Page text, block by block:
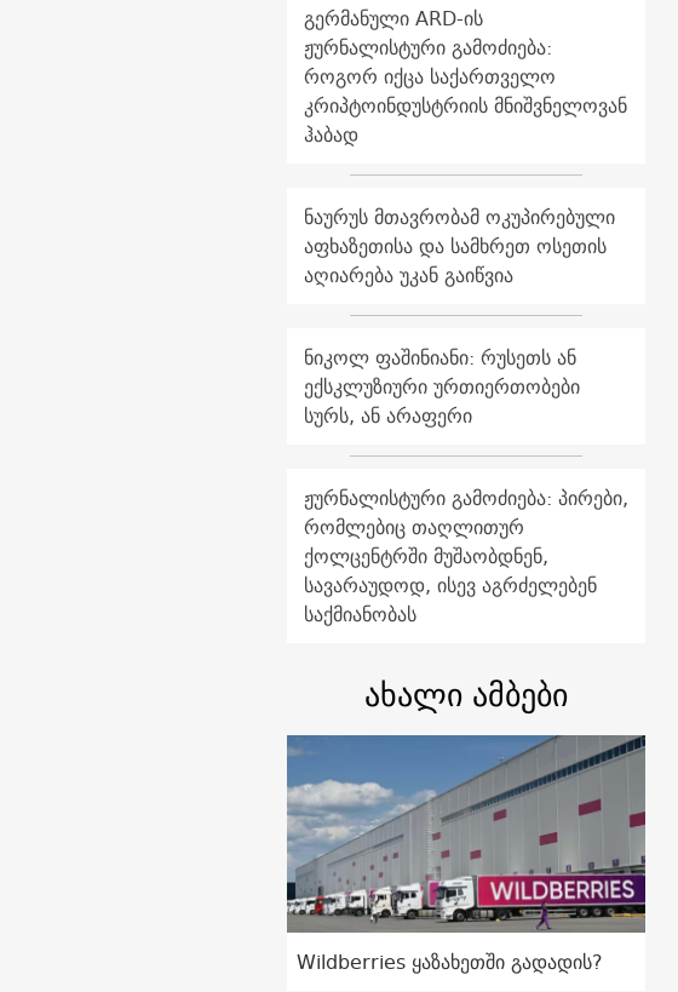
გერმანული ARD-ის
ჟურნალისტური გამოძიება:
როგორ იქცა საქართველო
კრიპტოინდუსტრიის მნიშვნელოვან
ჰაბად
ნაურუს მთავრობამ ოკუპირებული
აფხაზეთისა და სამხრეთ ოსეთის
აღიარება უკან გაიწვია
ნიკოლ ფაშინიანი: რუსეთს ან
ექსკლუზიური ურთიერთობები
სურს, ან არაფერი
ჟურნალისტური გამოძიება: პირები,
რომლებიც თაღლითურ
ქოლცენტრში მუშაობდნენ,
სავარაუდოდ, ისევ აგრძელებენ
საქმიანობას
ახალი ამბები
Wildberries ყაზახეთში გადადის?